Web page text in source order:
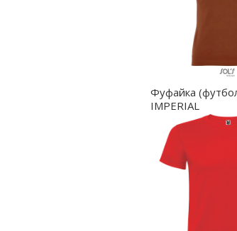
Фуфайка
IMPERIAL
11502.407/L